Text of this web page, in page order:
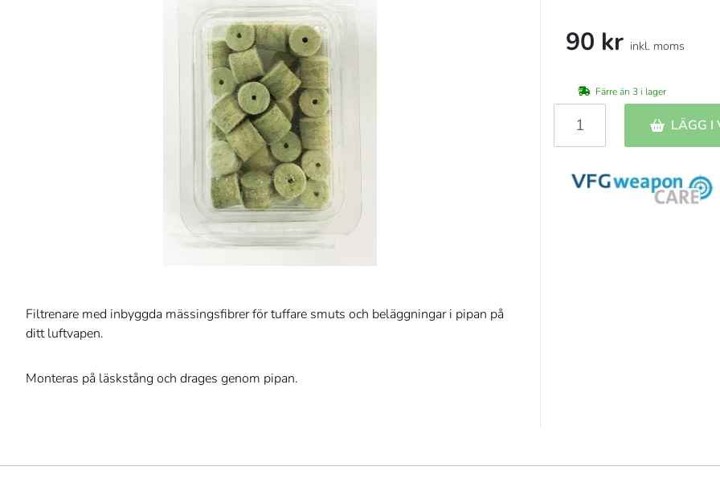
90 kr inkl. moms
Färre än 3 i lager
LÄGG I
Filtrenare med inbyggda mässingsfibrer för tuffare smuts och beläggningar i pipan på
ditt luftvapen.
Monteras på läskstång och drages genom pipan.